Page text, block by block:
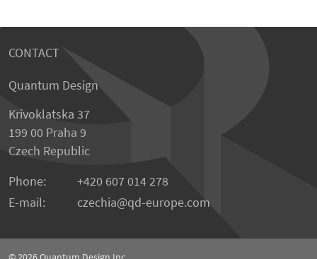
CONTACT
Quantum Design
Krivoklatska 37
199 00 Praha 9
Czech Republic
Phone:
+420 607 014 278
E-mail:
czechia qd-europe.com